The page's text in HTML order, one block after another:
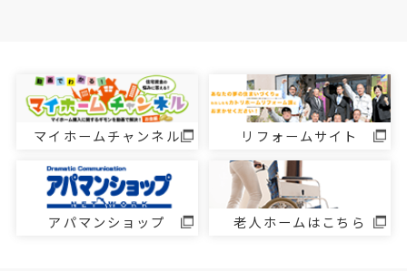
マイホームチャンネル リフォームサイト
アパマンショップ 老人ホームはこちら